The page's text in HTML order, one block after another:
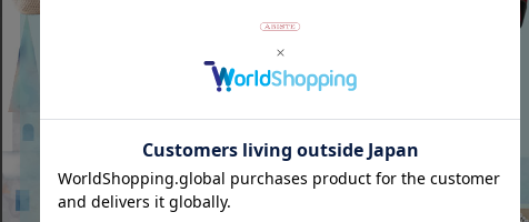
【アンジェラカプッチ】イタリア製大ぶ
りイヤリング/3021010-
8mm玉マジョルカパール×キュー